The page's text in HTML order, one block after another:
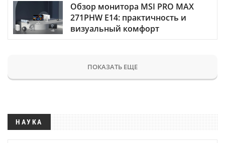
Обзор монитора MSI PRO MAX
271PHW E14: практичность и
визуальный комфорт
ПОКАЗАТЬ ЕЩЕ
НАУКА